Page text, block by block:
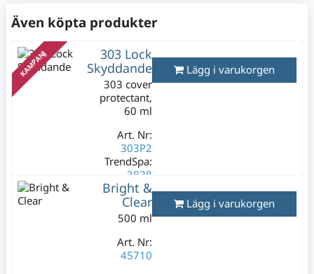
Även köpta produkter
KAMPANJ
303 Lock
Skyddande
303 cover
protectant,
60 ml
Art. Nr:
303P2
TrendSpa:
3828
Lagerstatus:
2 st
49 kr
Varav moms:
9,80 kr
Lägg i varukorgen
Bright &
Clear
500 ml
Art. Nr:
45710
Lägg i varukorgen